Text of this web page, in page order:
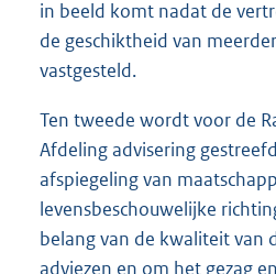
in beeld komt nadat de
de geschiktheid van
vastgesteld.
Ten tweede wordt voor de
Afdeling advisering
afspiegeling van
levensbeschouwelijke
belang van de kwaliteit van
adviezen en om het gezag